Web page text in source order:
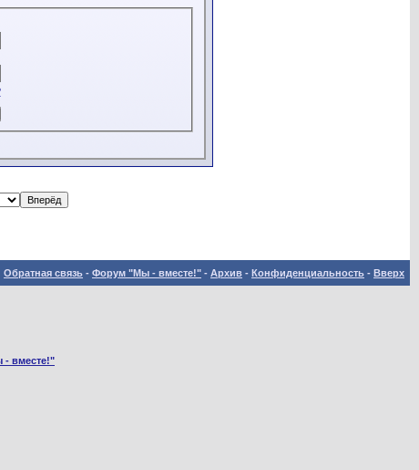
Обратная связь - Форум "Мы - вместе!" - Архив - Конфиденциальность - Вверх
- вместе!"